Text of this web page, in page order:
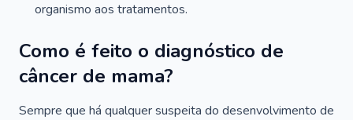
organismo aos tratamentos.
Como é feito o diagnóstico de
câncer de mama?
Sempre que há qualquer suspeita do desenvolvimento de